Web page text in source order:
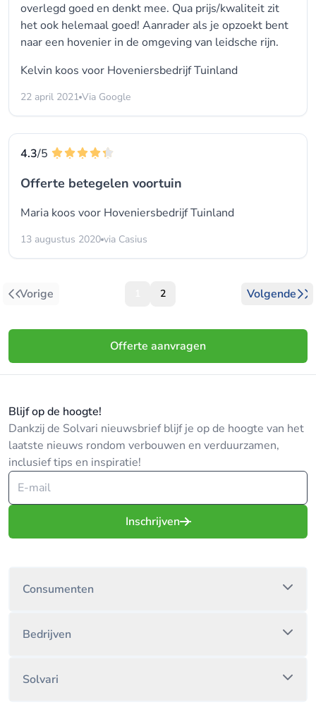
overlegd goed en denkt mee. Qua prijs/kwaliteit zit
het ook helemaal goed! Aanrader als je opzoekt bent
naar een hovenier in de omgeving van leidsche rijn.
Kelvin koos voor Hoveniersbedrijf Tuinland
22 april 2021 Via Google
4.3/5
Offerte betegelen voortuin
Maria koos voor Hoveniersbedrijf Tuinland
13 augustus 2020 via Casius
Vorige 2 Volgende
Offerte aanvragen
Blijf op de hoogte!
Dankzij de Solvari nieuwsbrief blijf je op de hoogte van het
laatste nieuws rondom verbouwen en verduurzamen,
inclusief tips en inspiratie!
Inschrijven
Consumenten
Bedrijven
Solvari